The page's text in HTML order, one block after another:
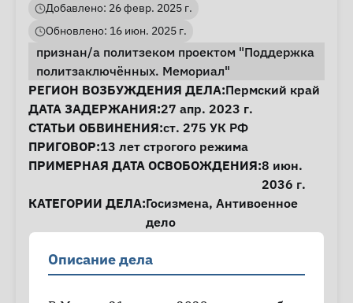
Добавлено: 26 февр. 2025 г.
Обновлено: 16 июн. 2025 г.
признан/а политзеком проектом "Поддержка
политзаключённых. Мемориал"
Информация о деле
РЕГИОН ВОЗБУЖДЕНИЯ ДЕЛА:Пермский край
ДАТА ЗАДЕРЖАНИЯ:27 апр. 2023 г.
СТАТЬИ ОБВИНЕНИЯ:ст. 275 УК РФ
ПРИГОВОР:13 лет строгого режима
ПРИМЕРНАЯ ДАТА ОСВОБОЖДЕНИЯ:8 июн.
2036 г.
КАТЕГОРИИ ДЕЛА:Госизмена, Антивоенное
дело
Описание дела